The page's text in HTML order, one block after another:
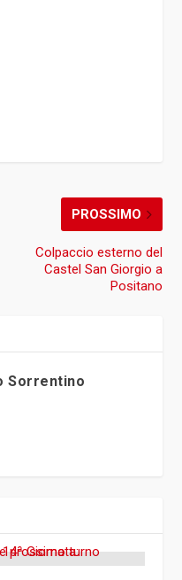
PROSSIMO
Colpaccio esterno del
Castel San Giorgio a
Positano
Sorrentino